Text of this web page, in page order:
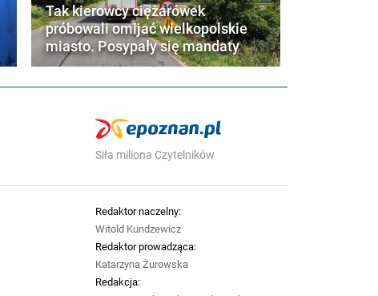
Tak kierowcy ciężarówek
próbowali omijać wielkopolskie
miasto. Posypały się mandaty
Siła miliona Czytelników
Redaktor naczelny:
Witold Kundzewicz
Redaktor prowadząca:
Katarzyna Żurowska
Redakcja: